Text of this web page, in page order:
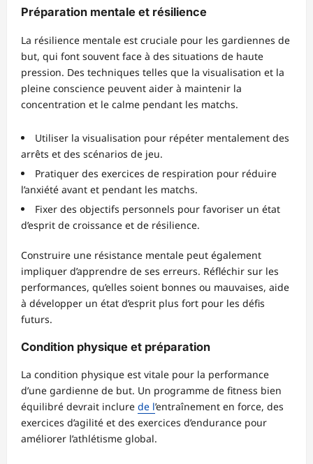
Préparation mentale et résilience
La résilience mentale est cruciale pour les gardiennes de
but, qui font souvent face à des situations de haute
pression. Des techniques telles que la visualisation et la
pleine conscience peuvent aider à maintenir la
concentration et le calme pendant les matchs.
Utiliser la visualisation pour répéter mentalement des
arrêts et des scénarios de jeu.
Pratiquer des exercices de respiration pour réduire
l’anxiété avant et pendant les matchs.
Fixer des objectifs personnels pour favoriser un état
d’esprit de croissance et de résilience.
Construire une résistance mentale peut également
impliquer d’apprendre de ses erreurs. Réfléchir sur les
performances, qu’elles soient bonnes ou mauvaises, aide
à développer un état d’esprit plus fort pour les défis
futurs.
Condition physique et préparation
La condition physique est vitale pour la performance
d’une gardienne de but. Un programme de fitness bien
équilibré devrait inclure de l’entraînement en force, des
exercices d’agilité et des exercices d’endurance pour
améliorer l’athlétisme global.